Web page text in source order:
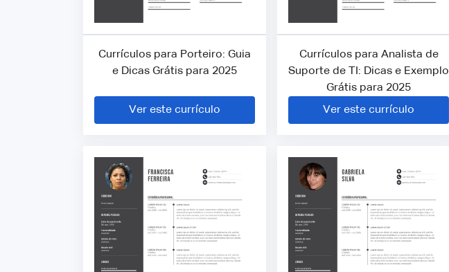
Currículos para Porteiro: Guia
e Dicas Grátis para 2025
Ver este currículo
Currículos para Analista de
Suporte de TI: Dicas e Exemplo
Grátis para 2025
Ver este currículo